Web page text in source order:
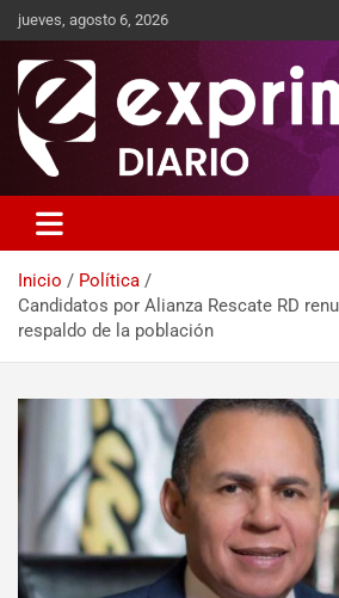
jueves, agosto 6, 2026
Exprimidor media
Inicio
Política
Candidatos por Alianza Rescate RD
respaldo de la población